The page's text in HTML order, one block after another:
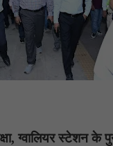
ग्वालियर स्टेशन के